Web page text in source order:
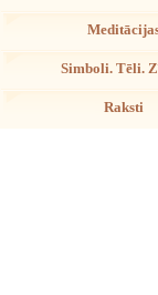
Simboli. Tēli.
Raksti